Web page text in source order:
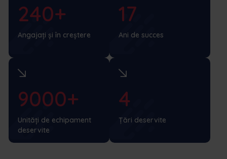
240+
Angajați și în creștere
17
Ani de succes
9000+
Unități de echipament
deservite
4
Țări deservite